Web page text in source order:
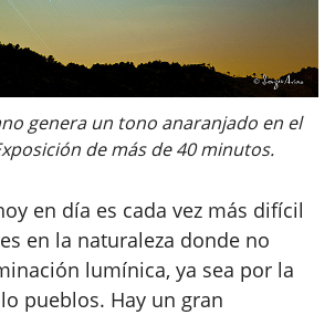
genera un tono anaranjado en el
de más de 40 minutos.
en día es cada vez más difícil
en la naturaleza donde no
lumínica, ya sea por la
pueblos. Hay un gran